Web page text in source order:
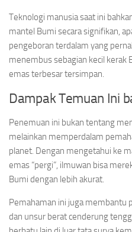
Teknologi manusia saat ini
mantel Bumi secara signifikan,
pengeboran terdalam yang
menembus sebagian kecil kerak
emas terbesar tersimpan.
Dampak Temuan Ini
Penemuan ini bukan tentang
melainkan memperdalam
planet. Dengan mengetahui ke
emas “pergi”, ilmuwan bisa
Bumi dengan lebih akurat.
Pemahaman ini juga membantu
dan unsur berat cenderung